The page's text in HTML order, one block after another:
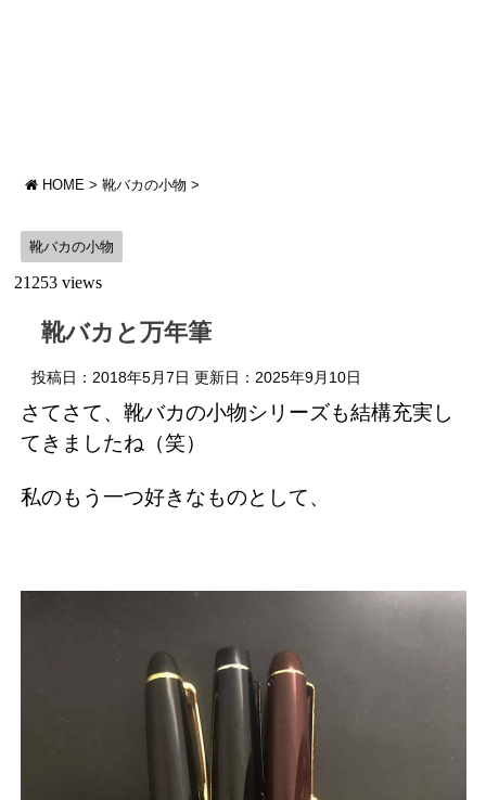
HOME > 靴バカの小物 >
靴バカの小物
21253 views
靴バカと万年筆
投稿日：2018年5月7日 更新日： 2025年9月10日
さてさて、靴バカの小物シリーズも結構充実し
てきましたね（笑）
私のもう一つ好きなものとして、